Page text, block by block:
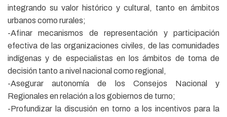
integrando su valor histórico y cultural, tanto en ámbitos
urbanos como rurales;
-Afinar mecanismos de representación y participación
efectiva de las organizaciones civiles, de las comunidades
indígenas y de especialistas en los ámbitos de toma de
decisión tanto a nivel nacional como regional,
-Asegurar autonomía de los Consejos Nacional y
Regionales en relación a los gobiernos de turno;
-Profundizar la discusión en torno a los incentivos para la